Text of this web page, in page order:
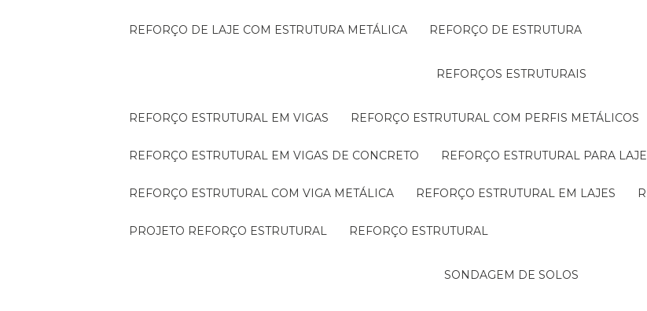
REFORÇO DE LAJE COM ESTRUTURA METÁLICA REFORÇO DE ESTRUTURA
REFORÇOS ESTRUTURAIS
REFORÇO ESTRUTURAL EM VIGAS REFORÇO ESTRUTURAL COM PERFIS METÁLICOS
REFORÇO ESTRUTURAL EM VIGAS DE CONCRETO REFORÇO ESTRUTURAL PARA LAJE
REFORÇO ESTRUTURAL COM VIGA METÁLICA REFORÇO ESTRUTURAL EM LAJES
PROJETO REFORÇO ESTRUTURAL REFORÇO ESTRUTURAL
SONDAGEM DE SOLOS